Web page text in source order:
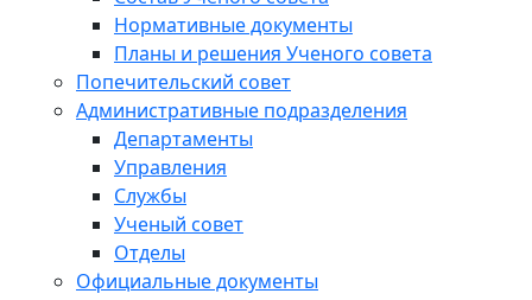
Нормативные документы
Планы и решения Ученого совета
Попечительский совет
Административные подразделения
Департаменты
Управления
Службы
Ученый совет
Отделы
Официальные документы